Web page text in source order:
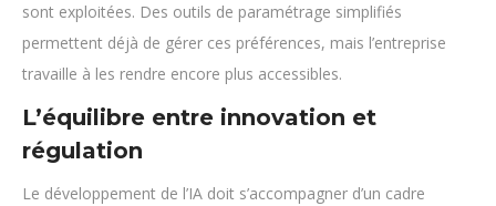
sont exploitées. Des outils de paramétrage simplifiés
permettent déjà de gérer ces préférences, mais l’entreprise
travaille à les rendre encore plus accessibles.
L’équilibre entre innovation et
régulation
Le développement de l’IA doit s’accompagner d’un cadre